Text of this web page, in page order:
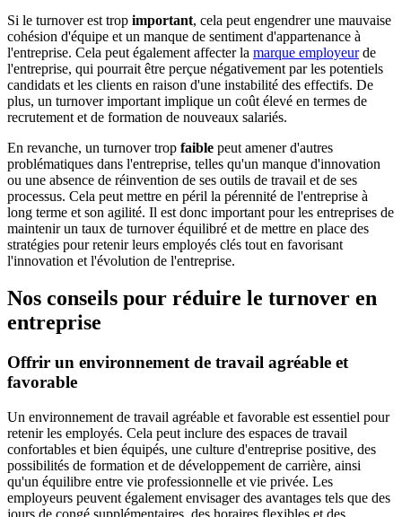
Si le turnover est trop important, cela peut engendrer une mauvaise
cohésion d'équipe et un manque de sentiment d'appartenance à
l'entreprise. Cela peut également affecter la marque employeurde
l'entreprise, qui pourrait être perçue négativement par les potentiels
candidats et les clients en raison d'une instabilité des effectifs. De
plus, un turnover important implique un coût élevé en termes de
recrutement et de formation de nouveaux salariés.
En revanche, un turnover trop faible peut amener d'autres
problématiques dans l'entreprise, telles qu'un manque d'innovation
ou une absence de réinvention de ses outils de travail et de ses
processus. Cela peut mettre en péril la pérennité de l'entreprise à
long terme et son agilité. Il est donc important pour les entreprises de
maintenir un taux de turnover équilibré et de mettre en place des
stratégies pour retenir leurs employés clés tout en favorisant
l'innovation et l'évolution de l'entreprise.
Nos conseils pour réduire le turnover en
entreprise
Offrir un environnement de travail agréable et
favorable
Un environnement de travail agréable et favorable est essentiel pour
retenir les employés. Cela peut inclure des espaces de travail
confortables et bien équipés, une culture d'entreprise positive, des
possibilités de formation et de développement de carrière, ainsi
qu'un équilibre entre vie professionnelle et vie privée. Les
employeurs peuvent également envisager des avantages tels que des
jours de congé supplémentaires, des horaires flexibles et des